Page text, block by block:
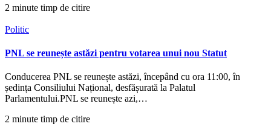
2 minute timp de citire
Politic
PNL se reunește astăzi pentru votarea unui nou Statut
Conducerea PNL se reunește astăzi, începând cu ora 11:00, în
ședința Consiliului Național, desfășurată la Palatul
Parlamentului.PNL se reunește azi,…
2 minute timp de citire